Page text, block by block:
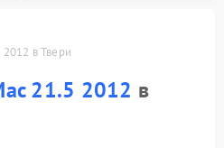
в Твери
21.5 2012 в